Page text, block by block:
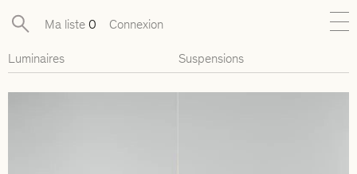
Nouveautés
Luminaires Suspensions
Ma liste 0 Connexion